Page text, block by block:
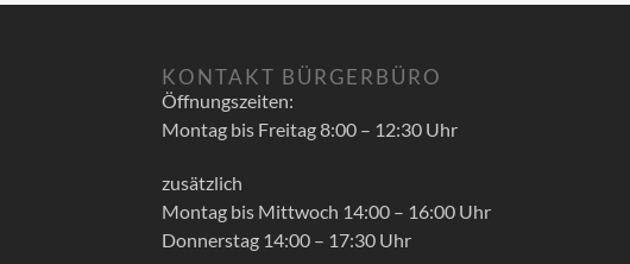
KONTAKT BÜRGERBÜRO
Öffnungszeiten:
Montag bis Freitag 8:00 – 12:30 Uhr
zusätzlich
Montag bis Mittwoch 14:00 – 16:00 Uhr
Donnerstag 14:00 – 17:30 Uhr